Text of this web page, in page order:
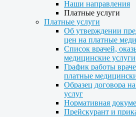
Наши направления
Платные услуги
Платные услуги
Об утверждении
цен на платные
Список врачей,
медицинские услуги
График работы
платные
Образец договора
услуг
Нормативная
Прейскурант и